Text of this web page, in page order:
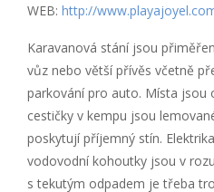
WEB: http://
Karavanová stání jsou
vůz nebo větší přívěs včetně
parkování pro auto. Místa jsou
cestičky v kempu jsou
poskytují příjemný stín.
vodovodní kohoutky jsou v
s tekutým odpadem je třeba